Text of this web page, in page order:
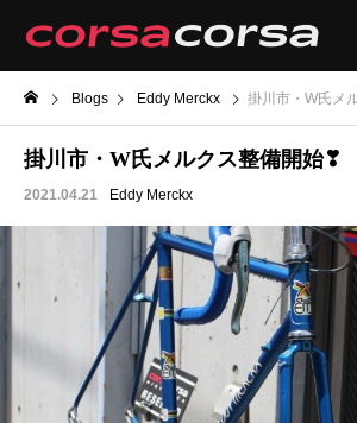
Blogs Eddy Merckx 掛川市・W氏メ
掛川市・W氏メルクス整備開始❣
2021.04.21 Eddy Merckx